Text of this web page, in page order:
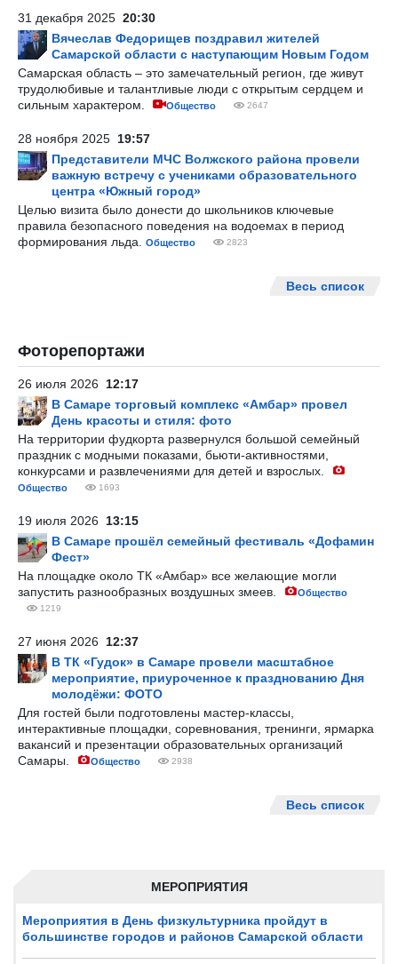
МЕРОПРИЯТИЯ
Мероприятия в День физкультурника пройдут в
большинстве городов и районов Самарской области
31 декабря 2025 20:30
Вячеслав Федорищев поздравил жителей
Самарской области с наступающим Новым Годом
Самарская область – это замечательный регион, где живут
трудолюбивые и талантливые люди с открытым сердцем и
сильным характером.
Общество 2647
28 ноября 2025 19:57
Представители МЧС Волжского района провели
важную встречу с учениками образовательного
центра «Южный город»
Целью визита было донести до школьников ключевые
правила безопасного поведения на водоемах в период
формирования льда.
Общество 2823
Весь список
Фоторепортажи
26 июля 2026 12:17
В Самаре торговый комплекс «Амбар» провел
День красоты и стиля: фото
На территории фудкорта развернулся большой семейный
праздник с модными показами, бьюти-активностями,
конкурсами и развлечениями для детей и взрослых.
Общество 1693
19 июля 2026 13:15
В Самаре прошёл семейный фестиваль «Дофамин
Фест»
На площадке около ТК «Амбар» все желающие могли
запустить разнообразных воздушных змеев.
Общество
1219
27 июня 2026 12:37
В ТК «Гудок» в Самаре провели масштабное
мероприятие, приуроченное к празднованию Дня
молодёжи: ФОТО
Для гостей были подготовлены мастер-классы,
интерактивные площадки, соревнования, тренинги, ярмарка
вакансий и презентации образовательных организаций
Самары.
Общество 2938
Весь список